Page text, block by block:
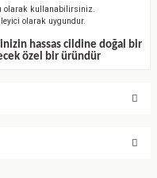
olarak kullanabilirsiniz.
olarak uygundur.
hassas cildine doğal bir
özel bir üründür